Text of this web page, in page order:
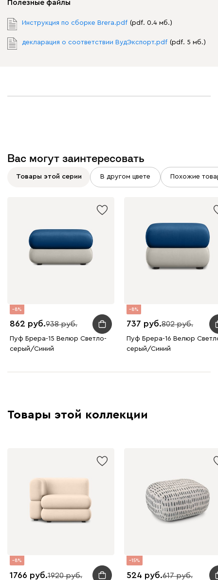
Полезные файлы
Инструкция по сборке Brera.pdf (pdf. 0.4 мб.)
декларация о соответствии ВудЭкспорт.pdf (pdf. 5 мб.)
Вас могут заинтересовать
Товары этой серии В другом цвете Похожие
8
862 938
Пуф Брера-15 Велюр Светло-
серый/Синий
8
737 802
Пуф Брера-16 Велюр
серый/Синий
Товары этой коллекции
8
1766 1920
15
524 617